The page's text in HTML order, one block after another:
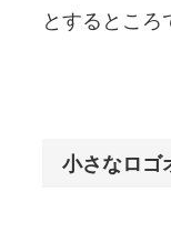
とするところ
小さなロゴ